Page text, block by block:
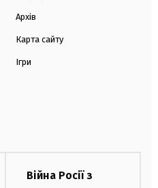
Архів
Карта сайту
Ігри
Війна Росії з